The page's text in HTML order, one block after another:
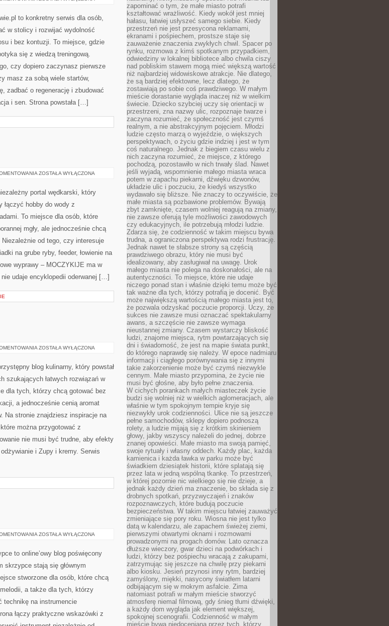
to konkretny serwis dla osób,
w stolicy i rozwijać wydolność
i bez kontuzji. To miejsce, gdzie
się z wiedzą treningową.
czy dopiero zaczynasz pierwsze
masz za sobą wiele startów,
zadbać o regenerację i zbudować
i sen. Strona powstała […]
WĘDKARSTWO
ZOSTAŁA WYŁĄCZONA
portal wędkarski, który
łączyć hobby do wody z
To miejsce dla osób, które
mgły, ale jednocześnie chcą
Niezależnie od tego, czy interesuje
na grube ryby, feeder, łowienie na
wyprawy – MOCZYKIJE ma w
udaje encyklopedii oderwanej […]
DESERY
ZOSTAŁA WYŁĄCZONA
blog kulinarny, który powstał
szukających łatwych rozwiązań w
dla tych, którzy chcą gotować bez
a jednocześnie cenią aromat
Na stronie znajdziesz inspiracje na
można przygotować z
nie musi być trudne, aby efekty
i Zupy i kremy. Serwis
ŚLUB
ZOSTAŁA WYŁĄCZONA
to online’owy blog poświęcony
skrzypce stają się głównym
stworzone dla osób, które chcą
a także dla tych, którzy
technikę na instrumencie
łączy praktyczne wskazówki z
zapominać o tym, że małe miasto potrafi
kształtować wrażliwość. Kiedy wokół jest mniej
hałasu, łatwiej usłyszeć samego siebie. Kiedy
przestrzeń nie jest przesycona reklamami,
ekranami i pośpiechem, prostsze staje się
zauważenie znaczenia zwykłych chwil. Spacer po
rynku, rozmowa z kimś spotkanym przypadkiem,
odwiedziny w lokalnej bibliotece albo chwila ciszy
nad pobliskim stawem mogą mieć większą wartość
niż najbardziej widowiskowe atrakcje. Nie dlatego,
że są bardziej efektowne, lecz dlatego, że
zostawiają po sobie coś prawdziwego. W małym
mieście dorastanie wygląda inaczej niż w wielkim
świecie. Dziecko szybciej uczy się orientacji w
przestrzeni, zna nazwy ulic, rozpoznaje twarze i
zaczyna rozumieć, że społeczność jest czymś
realnym, a nie abstrakcyjnym pojęciem. Młodzi
ludzie często marzą o wyjeździe, o większych
perspektywach, o życiu gdzie indziej i jest w tym
coś naturalnego. Jednak z biegiem czasu wielu z
nich zaczyna rozumieć, że miejsce, z którego
pochodzą, pozostawiło w nich trwały ślad. Nawet
jeśli wyjadą, wspomnienie małego miasta wraca
potem w zapachu piekarni, dźwięku dzwonów,
układzie ulic i poczuciu, że kiedyś wszystko
wydawało się bliższe. Nie znaczy to oczywiście, że
małe miasta są pozbawione problemów. Bywają
zbyt zamknięte, czasem wolniej reagują na zmiany,
nie zawsze oferują tyle możliwości zawodowych
czy edukacyjnych, ile potrzebują młodzi ludzie.
Zdarza się, że codzienność w takim miejscu bywa
trudna, a ograniczona perspektywa rodzi frustrację.
Jednak nawet te słabsze strony są częścią
prawdziwego obrazu, który nie musi być
idealizowany, aby zasługiwał na uwagę. Urok
małego miasta nie polega na doskonałości, ale na
autentyczności. To miejsce, które nie udaje
niczego ponad stan i właśnie dzięki temu może być
tak ważne dla tych, którzy potrafią je docenić. Być
może największą wartością małego miasta jest to,
że pozwala odzyskać poczucie proporcji. Uczy, że
sukces nie zawsze musi oznaczać spektakularny
awans, a szczęście nie zawsze wymaga
nieustannej zmiany. Czasem wystarczy bliskość
ludzi, znajome miejsca, rytm powtarzających się
dni i świadomość, że jest na mapie świata punkt,
do którego naprawdę się należy. W epoce nadmiaru
informacji i ciągłego porównywania się z innymi
takie zakorzenienie może być czymś niezwykle
cennym. Małe miasto przypomina, że życie nie
musi być głośne, aby było pełne znaczenia.
W cichych porankach małych miasteczek życie
budzi się wolniej niż w wielkich aglomeracjach, ale
właśnie w tym spokojnym tempie kryje się
niezwykły urok codzienności. Ulice nie są jeszcze
pełne samochodów, sklepy dopiero podnoszą
rolety, a ludzie mijają się z krótkim skinieniem
głowy, jakby wszyscy należeli do jednej, dobrze
znanej opowieści. Małe miasto ma swoją pamięć,
swoje rytuały i własny oddech. Każdy plac, każda
kamienica i każda ławka w parku może być
świadkiem dziesiątek historii, które splatają się
przez lata w jedną wspólną tkankę. To przestrzeń,
w której pozornie nic wielkiego się nie dzieje, a
jednak każdy dzień ma znaczenie, bo składa się z
drobnych spotkań, przyzwyczajeń i znaków
rozpoznawczych, które budują poczucie
bezpieczeństwa. W takim miejscu łatwiej zauważyć
zmieniające się pory roku. Wiosna nie jest tylko
datą w kalendarzu, ale zapachem świeżej ziemi,
pierwszymi otwartymi oknami i rozmowami
prowadzonymi na progach domów. Lato oznacza
dłuższe wieczory, gwar dzieci na podwórkach i
ludzi, którzy bez pośpiechu wracają z zakupami,
zatrzymując się jeszcze na chwilę przy piekarni
albo kiosku. Jesień przynosi inny rytm, bardziej
zamyślony, miękki, nasycony światłem latarni
odbijającym się w mokrym asfalcie. Zima
natomiast potrafi w małym mieście stworzyć
atmosferę niemal filmową, gdy śnieg tłumi dźwięki,
a każdy dom wygląda jak element większej,
spokojnej scenografii. Codzienność w małym
mieście bywa niedoceniana przez tych, którzy